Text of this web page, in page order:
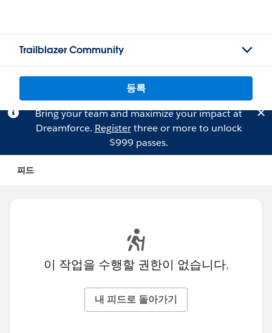
Trailblazer Community
등록
Bring your team and maximize your impact at
Dreamforce. Registerthree or more to unlock
$999 passes.
피드
이 작업을 수행할 권한이 없습니다.
내 피드로 돌아가기